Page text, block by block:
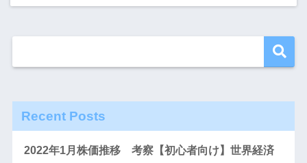
Recent Posts
2022年1月株価推移 考察【初心者向け】世界経済